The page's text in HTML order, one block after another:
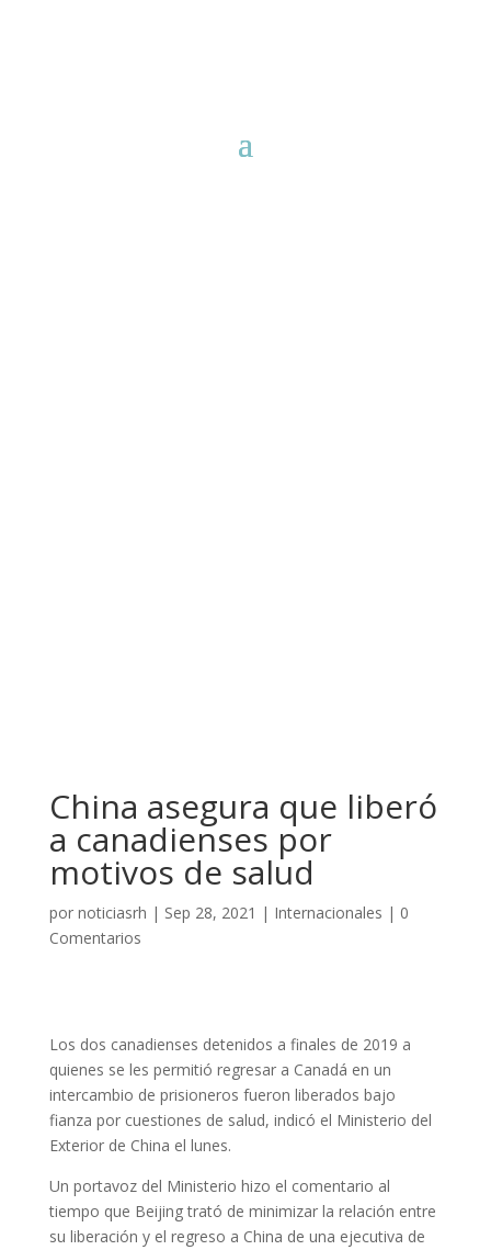
China asegura que liberó
a canadienses por
motivos de salud
por noticiasrh | Sep 28, 2021 | Internacionales | 0
Comentarios
Los dos canadienses detenidos a finales de 2019 a
quienes se les permitió regresar a Canadá en un
intercambio de prisioneros fueron liberados bajo
fianza por cuestiones de salud, indicó el Ministerio del
Exterior de China el lunes.
Un portavoz del Ministerio hizo el comentario al
tiempo que Beijing trató de minimizar la relación entre
su liberación y el regreso a China de una ejecutiva de